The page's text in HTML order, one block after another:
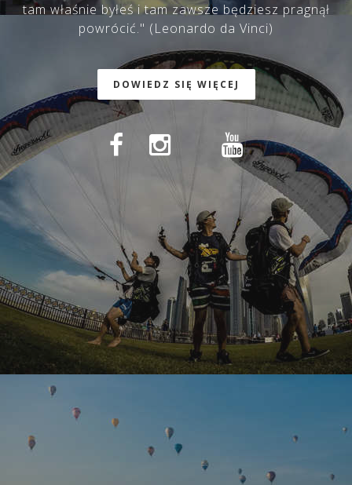
tam właśnie byłeś i tam zawsze będziesz pragnął
powrócić." (Leonardo da Vinci)
DOWIEDZ SIĘ WIĘCEJ